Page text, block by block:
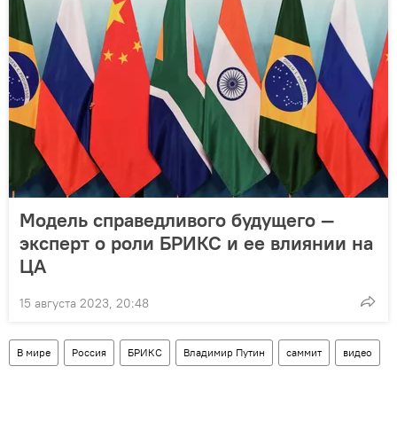
Модель справедливого будущего —
эксперт о роли БРИКС и ее влиянии на
ЦА
15 августа 2023, 20:48
В мире Россия БРИКС Владимир Путин саммит видео